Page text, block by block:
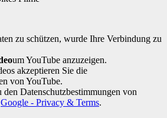
zu schützen, wurde Ihre Verbindung zu
um YouTube anzuzeigen.
akzeptieren Sie die
von YouTube.
Datenschutzbestimmungen von
Google - Privacy & Terms.